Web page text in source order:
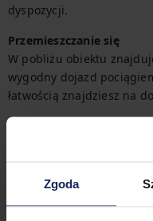
Zgoda
dyspozycji.
Przemieszczanie się
W pobliżu obiektu
wygodny dojazd
łatwością znajdziesz na